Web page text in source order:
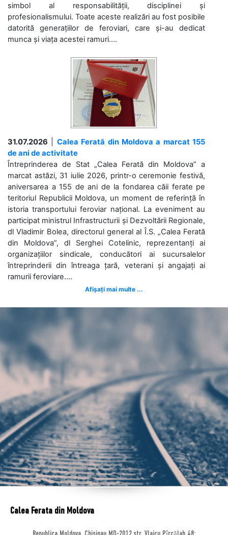
simbol al responsabilității, disciplinei și
profesionalismului. Toate aceste realizări au fost posibile
datorită generațiilor de feroviari, care și-au dedicat
munca și viața acestei ramuri....
31.07.2026
Calea Ferată din Moldova a marcat 155
de ani de activitate
Întreprinderea de Stat „Calea Ferată din Moldova” a
marcat astăzi, 31 iulie 2026, printr-o ceremonie festivă,
aniversarea a 155 de ani de la fondarea căii ferate pe
teritoriul Republicii Moldova, un moment de referință în
istoria transportului feroviar național. La eveniment au
participat ministrul Infrastructurii și Dezvoltării Regionale,
dl Vladimir Bolea, directorul general al Î.S. „Calea Ferată
din Moldova”, dl Serghei Cotelinic, reprezentanți ai
organizațiilor sindicale, conducători ai sucursalelor
întreprinderii din întreaga țară, veterani și angajați ai
ramurii feroviare....
Afișați mai multe ...
Calea Ferata din Moldova